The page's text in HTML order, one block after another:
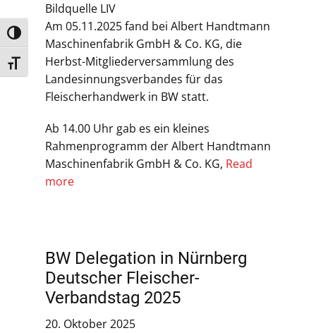
Umschalten auf hohe Kontraste
Schrift vergrößern
Bildquelle LIV
Am 05.11.2025 fand bei Albert Handtmann
Maschinenfabrik GmbH & Co. KG, die
Herbst-Mitgliederversammlung des
Landesinnungsverbandes für das
Fleischerhandwerk in BW statt.
Ab 14.00 Uhr gab es ein kleines
Rahmenprogramm der Albert Handtmann
Maschinenfabrik GmbH & Co. KG, Read
more
BW Delegation in Nürnberg
Deutscher Fleischer-
Verbandstag 2025
20. Oktober 2025